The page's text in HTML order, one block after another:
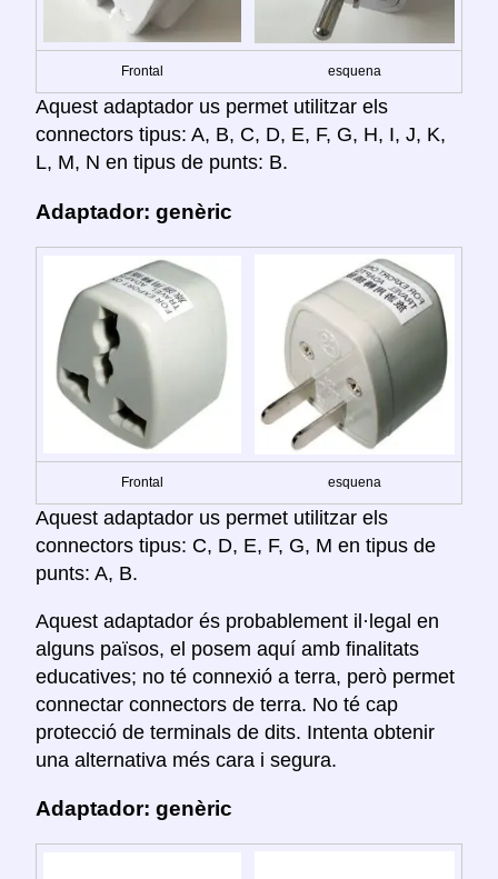
Frontal esquena
Aquest adaptador us permet utilitzar els
connectors tipus: A, B, C, D, E, F, G, H, I, J, K,
L, M, N en tipus de punts: B.
Adaptador: genèric
Frontal esquena
Aquest adaptador us permet utilitzar els
connectors tipus: C, D, E, F, G, M en tipus de
punts: A, B.
Aquest adaptador és probablement il·legal en
alguns països, el posem aquí amb finalitats
educatives; no té connexió a terra, però permet
connectar connectors de terra. No té cap
protecció de terminals de dits. Intenta obtenir
una alternativa més cara i segura.
Adaptador: genèric